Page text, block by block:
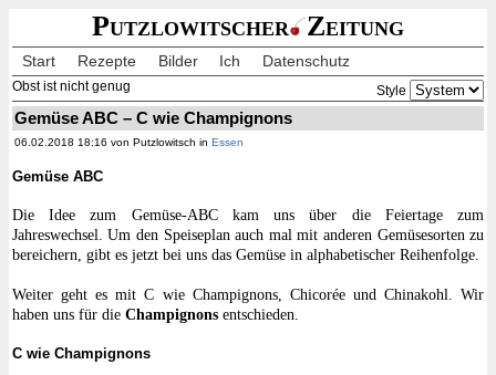
Putzlowitscher Zeitung
Start Rezepte Bilder Ich Datenschutz
Obst ist nicht genug Style
Gemüse ABC – C wie Champignons
06.02.2018 18:16 von Putzlowitsch in Essen
Gemüse ABC
Die Idee zum Gemüse-ABC kam uns über die Feiertage zum
Jahreswechsel. Um den Speiseplan auch mal mit anderen Gemüsesorten zu
bereichern, gibt es jetzt bei uns das Gemüse in alphabetischer Reihenfolge.
Weiter geht es mit C wie Champignons, Chicorée und Chinakohl. Wir
haben uns für die Champignonsentschieden.
C wie Champignons